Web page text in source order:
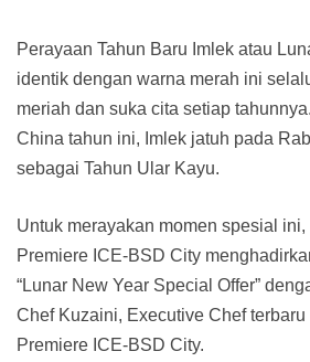
Perayaan Tahun Baru Imlek atau
identik dengan warna merah ini
meriah dan suka cita setiap
China tahun ini, Imlek jatuh pada
sebagai Tahun Ular Kayu.
Untuk merayakan momen spesial
Premiere ICE-BSD City
“Lunar New Year Special Offer”
Chef Kuzaini, Executive Chef
Premiere ICE-BSD City.